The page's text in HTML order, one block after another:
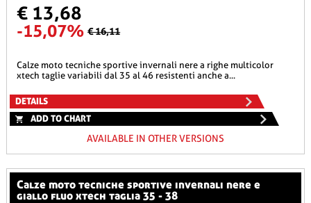
€ 13,68
-15,07% € 16,11
calze moto tecniche sportive invernali nere a righe multicolor
xtech taglie variabili dal 35 al 46 resistenti anche a...
DETAILS
ADD TO CHART
AVAILABLE IN OTHER VERSIONS
calze moto tecniche sportive invernali nere e
giallo fluo xtech taglia 35 - 38